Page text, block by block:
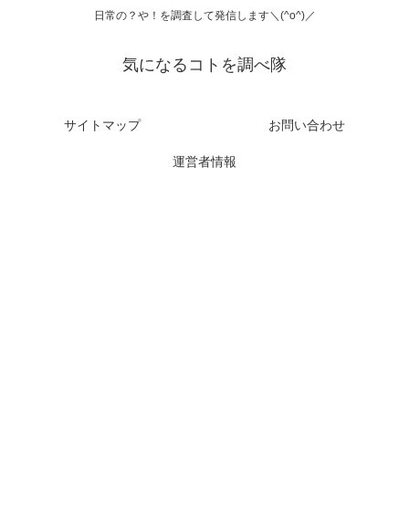
日常の？や！を調査して発信します＼(^o^)／
気になるコトを調べ隊
サイトマップ お問い合わせ
運営者情報